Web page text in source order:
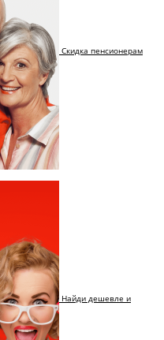
Скидка пенсионерам
Найди дешевле и